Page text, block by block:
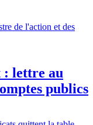
: lettre au
publics